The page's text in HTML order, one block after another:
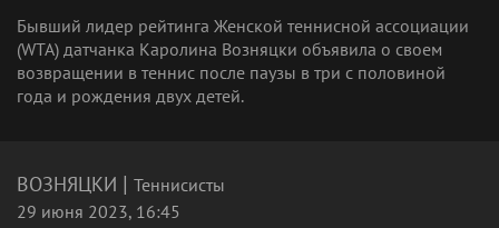
Бывший лидер рейтинга Женской теннисной ассоциации
(WTA) датчанка Каролина Возняцки объявила о своем
возвращении в теннис после паузы в три с половиной
года и рождения двух детей.
ВОЗНЯЦКИ | Теннисисты
29 июня 2023, 16:45